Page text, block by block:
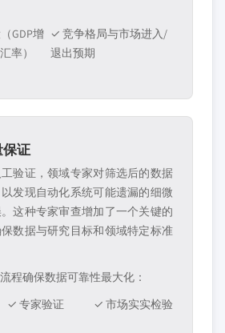
GDP增
率）
✓ 竞争格局与市场进入/
退出预期
保证
验证，领域专家对筛选后的数据
发现自动化系统可能遗漏的细微
这种专家审查增加了一个关键的
数据与研究目标和领域特定标准
程确保数据可靠性最大化：
✓ 专家验证 ✓ 市场实实检验